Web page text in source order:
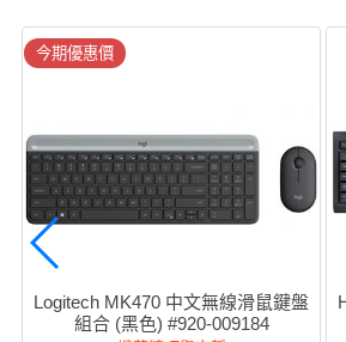
今期優惠價
Logitech MK470 中文無線滑鼠鍵盤
組合 (黑色) #920-009184